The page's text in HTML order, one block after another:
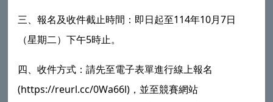
三、報名及收件截止時間：即日起至114年10月7日
（星期二）下午5時止。
四、收件方式：請先至電子表單進行線上報名
(https://reurl.cc/0Wa66l) ，並至競賽網站